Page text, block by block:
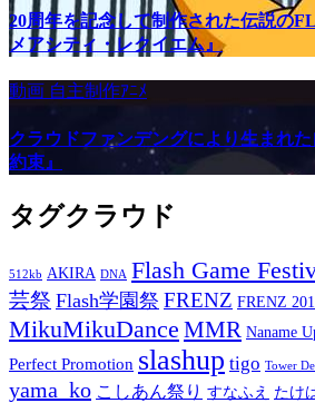
20周年を記念して制作された伝説の
メアシティ・レクイエム』
動画 自主制作ｱﾆﾒ
クラウドファンデングにより生まれ
約束』
タグクラウド
512kb AKIRA DNA Flash Game
芸祭 Flash学園祭 FRENZ FRENZ
MikuMikuDance MMR Naname
Perfect Promotion slashup tigo Tower
yama_ko こしあん祭り すなふえ たけ